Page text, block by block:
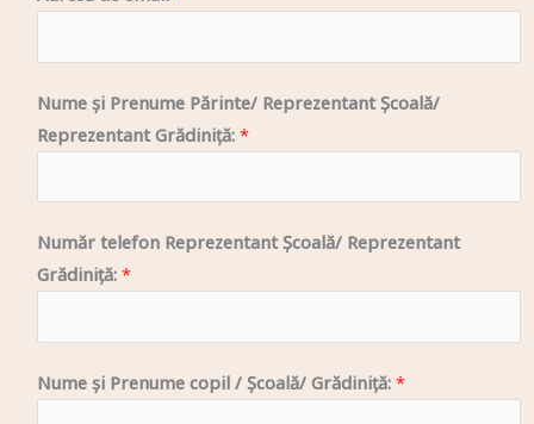
Nume și Prenume Părinte/ Reprezentant Școală/
Reprezentant Grădiniță: *
Număr telefon Reprezentant Școală/ Reprezentant
Grădiniță: *
Nume și Prenume copil / Școală/ Grădiniță: *